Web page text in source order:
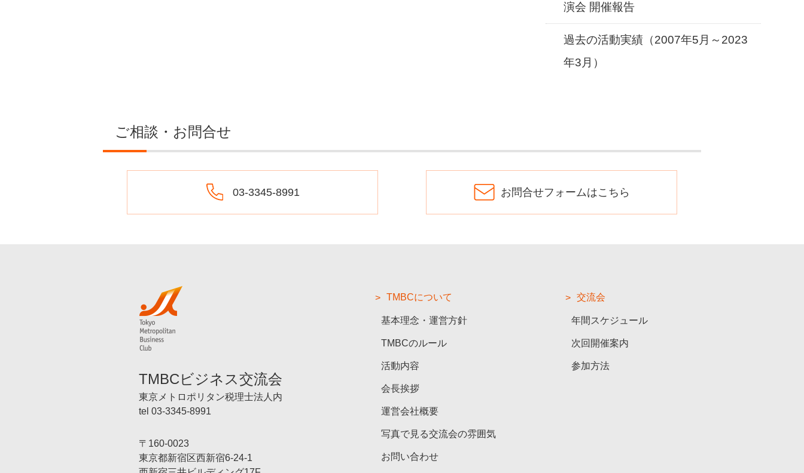
演会 開催報告
過去の活動実績（2007年5月～2023
年3月）
ご相談・お問合せ
03-3345-8991 お問合せフォームはこちら
TMBCビジネス交流会
東京メトロポリタン税理士法人内
tel 03-3345-8991
〒160-0023
東京都新宿区西新宿6-24-1
TMBCについて
基本理念・運営方針
TMBCのルール
活動内容
会長挨拶
運営会社概要
写真で見る交流会の雰囲気
お問い合わせ
交流会
年間スケジュール
次回開催案内
参加方法